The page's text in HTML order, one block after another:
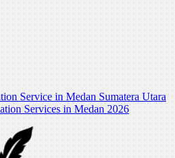
Service in Medan Sumatera Utara
Services in Medan 2026